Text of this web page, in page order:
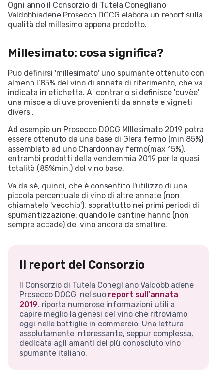
Ogni anno il Consorzio di Tutela Conegliano
Valdobbiadene Prosecco DOCG elabora un report sulla
qualità del millesimo appena prodotto.
Millesimato: cosa significa?
Puo definirsi 'millesimato' uno spumante ottenuto con
almeno l’85% del vino di annata di riferimento, che va
indicata in etichetta. Al contrario si definisce 'cuvèe'
una miscela di uve provenienti da annate e vigneti
diversi.
Ad esempio un Prosecco DOCG MIllesimato 2019 potrà
essere ottenuto da una base di Glera fermo (min 85%)
assemblato ad uno Chardonnay fermo(max 15%),
entrambi prodotti della vendemmia 2019 per la quasi
totalità (85%min.) del vino base.
Va da sè, quindi, che è consentito l'utilizzo di una
piccola percentuale di vino di altre annate (non
chiamatelo 'vecchio'), soprattutto nei primi periodi di
spumantizzazione, quando le cantine hanno (non
sempre accade) del vino ancora da smaltire.
Il report del Consorzio
Il Consorzio di Tutela Conegliano Valdobbiadene
Prosecco DOCG, nel suo report sull'annata
2019, riporta numerose informazioni utili a
capire meglio la genesi del vino che ritroviamo
oggi nelle bottiglie in commercio. Una lettura
assolutamente interessante, seppur complessa,
dedicata agli amanti del più conosciuto vino
spumante italiano.